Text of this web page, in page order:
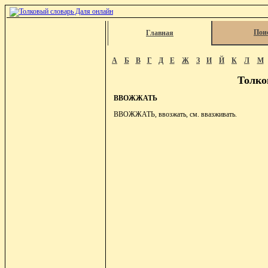
Главная
А Б В Г Д Е Ж З И Й К Л М
ВВОЖЖАТЬ
ВВОЖЖАТЬ, ввозжать, см. ввазживать.